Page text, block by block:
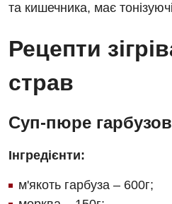
Дитяча ортопедія і
Дитяча офтальмологія
Дитяча урологія
Дитяча хірургія
Педіатрія
та кишечника, має
Рецепти
страв
Суп-пюре
Інгредієнти:
м'якоть гарбуза – 600г;